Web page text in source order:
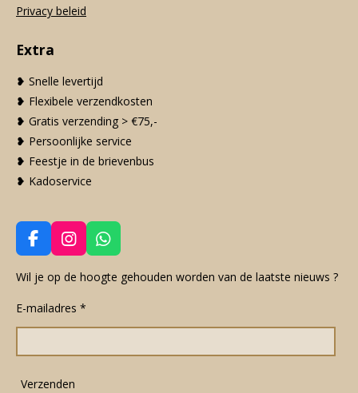
Privacy beleid
Extra
❥ Snelle levertijd
❥ Flexibele verzendkosten
❥ Gratis verzending > €75,-
❥ Persoonlijke service
❥ Feestje in de brievenbus
❥ Kadoservice
F
a
c
b
o
k
I
n
s
a
g
a
m
W
h
a
A
p
Wil je op de hoogte gehouden worden van de laatste nieuws ?
E-mailadres *
Verzenden